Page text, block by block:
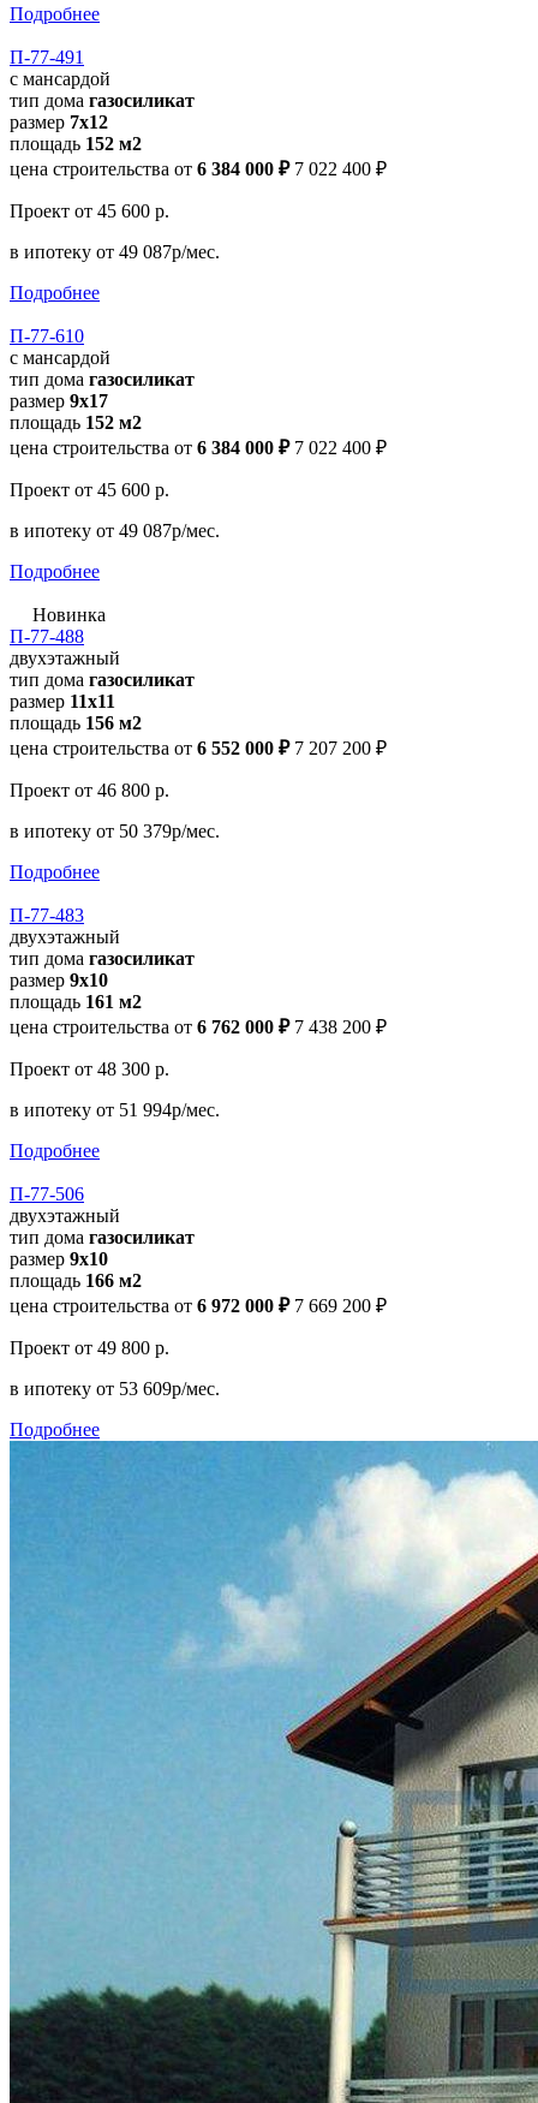
Подробнее
П-77-491
с мансардой
тип дома газосиликат
размер 7х12
площадь 152 м2
цена строительства от 6 384 000 ₽ 7 022 400 ₽
Проект от 45 600 р.
в ипотеку от 49 087р/мес.
Подробнее
П-77-610
с мансардой
тип дома газосиликат
размер 9х17
площадь 152 м2
цена строительства от 6 384 000 ₽ 7 022 400 ₽
Проект от 45 600 р.
в ипотеку от 49 087р/мес.
Подробнее
Новинка
П-77-488
двухэтажный
тип дома газосиликат
размер 11х11
площадь 156 м2
цена строительства от 6 552 000 ₽ 7 207 200 ₽
Проект от 46 800 р.
в ипотеку от 50 379р/мес.
Подробнее
П-77-483
двухэтажный
тип дома газосиликат
размер 9х10
площадь 161 м2
цена строительства от 6 762 000 ₽ 7 438 200 ₽
Проект от 48 300 р.
в ипотеку от 51 994р/мес.
Подробнее
П-77-506
двухэтажный
тип дома газосиликат
размер 9х10
площадь 166 м2
цена строительства от 6 972 000 ₽ 7 669 200 ₽
Проект от 49 800 р.
в ипотеку от 53 609р/мес.
Подробнее